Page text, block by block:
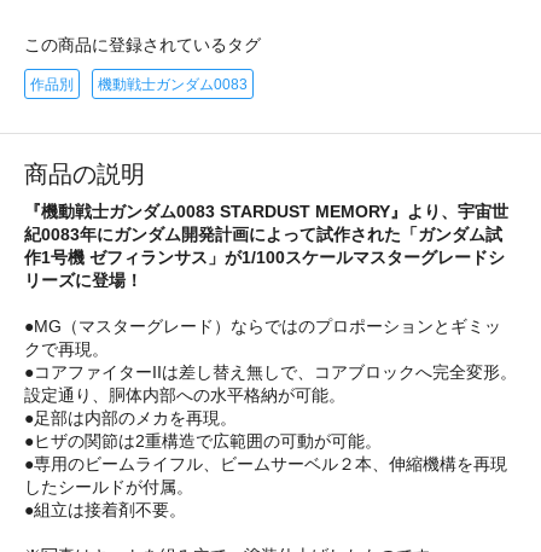
この商品に登録されているタグ
作品別 機動戦士ガンダム0083
商品の説明
『機動戦士ガンダム0083 STARDUST MEMORY』より、宇宙世
紀0083年にガンダム開発計画によって試作された「ガンダム試
作1号機 ゼフィランサス」が1/100スケールマスターグレードシ
リーズに登場！
●MG（マスターグレード）ならではのプロポーションとギミッ
クで再現。
●コアファイターIIは差し替え無しで、コアブロックへ完全変形。
設定通り、胴体内部への水平格納が可能。
●足部は内部のメカを再現。
●ヒザの関節は2重構造で広範囲の可動が可能。
●専用のビームライフル、ビームサーベル２本、伸縮機構を再現
したシールドが付属。
●組立は接着剤不要。